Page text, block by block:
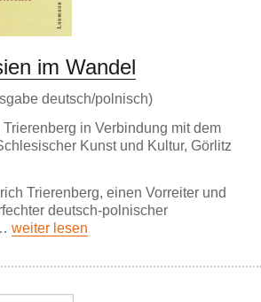
im Wandel
deutsch/polnisch)
in Verbindung mit dem
Kunst und Kultur, Görlitz
Trierenberg, einen Vorreiter und
deutsch-polnischer
…weiter lesen